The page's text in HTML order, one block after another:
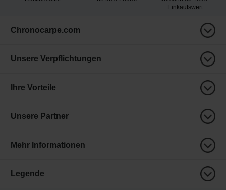
Einkaufswert
Chronocarpe.com
Unsere Verpflichtungen
Ihre Vorteile
Unsere Partner
Mehr Informationen
Legende